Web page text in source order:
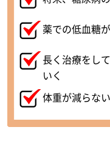
薬での低血糖
長く治療をし
いく
体重が減らない